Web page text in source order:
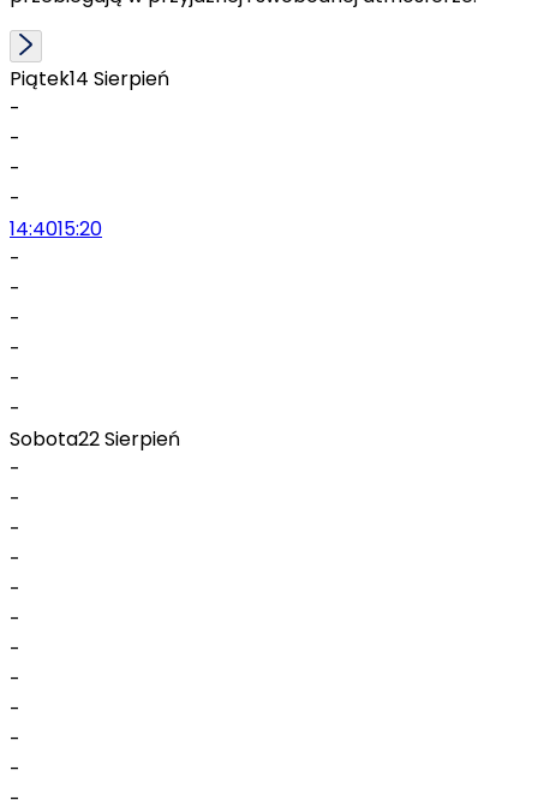
Piątek14 Sierpień
-
-
-
-
14:4015:20
-
-
-
-
-
-
Sobota22 Sierpień
-
-
-
-
-
-
-
-
-
-
-